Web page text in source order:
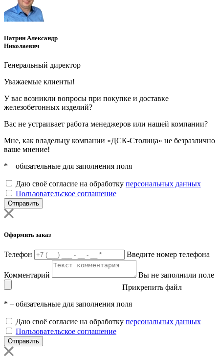
Патрин Александр
Николаевич
Генеральный директор
Уважаемые клиенты!
У вас возникли вопросы при покупке и доставке
железобетонных изделий?
Вас не устраивает работа менеджеров или нашей компании?
Мне, как владельцу компании «ДСК-Столица» не безразлично
ваше мнение!
* – обязательные для заполнения поля
Даю своё согласие на обработку персональных данных
Пользовательское соглашение
Отправить
Оформить заказ
Телефон Введите номер телефона
Комментарий
Вы не заполнили поле
Прикрепить файл
* – обязательные для заполнения поля
Даю своё согласие на обработку персональных данных
Пользовательское соглашение
Отправить